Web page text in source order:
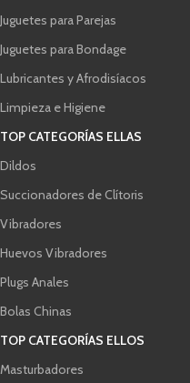
Juguetes para Parejas
Juguetes para Bondage
Lubricantes y Afrodisíacos
Limpieza e Higiene
TOP CATEGORÍAS ELLAS
Dildos
Succionadores de Clítoris
Vibradores
Huevos Vibradores
Plugs Anales
Bolas Chinas
TOP CATEGORÍAS ELLOS
Masturbadores